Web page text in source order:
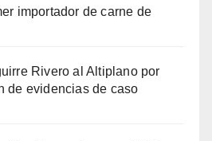
importador de carne de
Rivero al Altiplano por
de evidencias de caso